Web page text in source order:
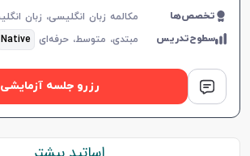
بالایی می‌دهد.
تخصص‌ها
سطوح‌تدریس مبتدی، متوسط،حرفه‌ای Native
رزرو جلسه آزمایشی